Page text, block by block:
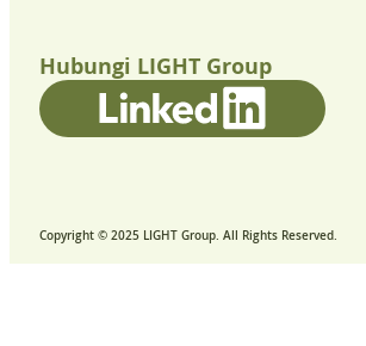
Hubungi LIGHT Group
Copyright © 2025 LIGHT Group. All Rights Reserved.